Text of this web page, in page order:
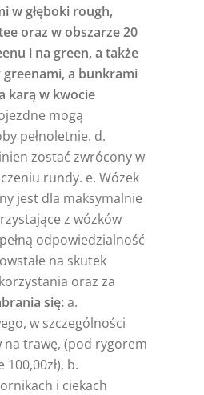
w głęboki rough,
oraz w obszarze 20
i na green, a także
a bunkrami
karą w kwocie
mogą
pełnoletnie. d.
zostać zwrócony w
rundy. e. Wózek
jest dla maksymalnie
z wózków
odpowiedzialność
na skutek
oraz za
się:a.
w szczególności
na trawę, (pod rygorem
b.
i ciekach